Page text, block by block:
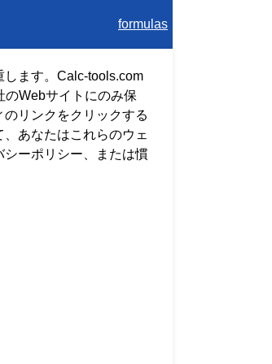
formulas
ます。Calc-tools.com
Webサイトにのみ保
リンクをクリックする
あなたはこれらのウェ
ーポリシー、または慣